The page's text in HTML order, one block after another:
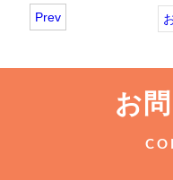
Prev
お